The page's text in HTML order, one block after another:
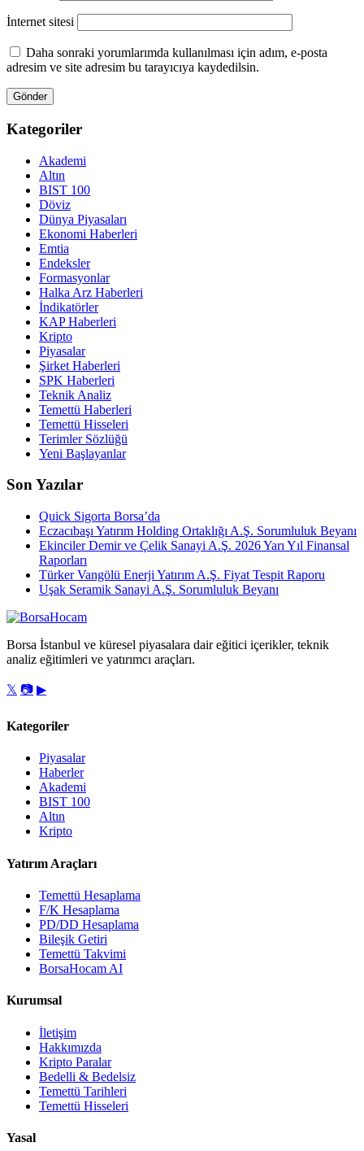
İnternet sitesi
Daha sonraki yorumlarımda kullanılması için adım, e-posta
adresim ve site adresim bu tarayıcıya kaydedilsin.
Kategoriler
Akademi
Altın
BIST 100
Döviz
Dünya Piyasaları
Ekonomi Haberleri
Emtia
Endeksler
Formasyonlar
Halka Arz Haberleri
İndikatörler
KAP Haberleri
Kripto
Piyasalar
Şirket Haberleri
SPK Haberleri
Teknik Analiz
Temettü Haberleri
Temettü Hisseleri
Terimler Sözlüğü
Yeni Başlayanlar
Son Yazılar
Quick Sigorta Borsa’da
Eczacıbaşı Yatırım Holding Ortaklığı A.Ş. Sorumluluk Beyanı
Ekinciler Demir ve Çelik Sanayi A.Ş. 2026 Yarı Yıl Finansal
Raporları
Türker Vangölü Enerji Yatırım A.Ş. Fiyat Tespit Raporu
Uşak Seramik Sanayi A.Ş. Sorumluluk Beyanı
Borsa İstanbul ve küresel piyasalara dair eğitici içerikler, teknik
analiz eğitimleri ve yatırımcı araçları.
𝕏 📷 ▶
Kategoriler
Piyasalar
Haberler
Akademi
BIST 100
Altın
Kripto
Yatırım Araçları
Temettü Hesaplama
F/K Hesaplama
PD/DD Hesaplama
Bileşik Getiri
Temettü Takvimi
BorsaHocam AI
Kurumsal
İletişim
Hakkımızda
Kripto Paralar
Bedelli & Bedelsiz
Temettü Tarihleri
Temettü Hisseleri
Yasal